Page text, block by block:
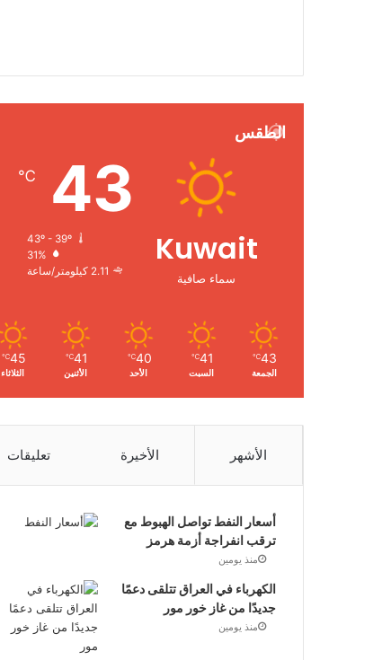
الطقس
Kuwait
سماء صافية
43
℃
43º - 39º
31%
2.11 كيلومتر/ساعة
43
℃
الجمعة
41
℃
السبت
40
℃
الأحد
41
℃
الأثنين
45
℃
الثلاثاء
الأشهر الأخيرة تعليقات
أسعار النفط تواصل الهبوط مع
ترقب انفراجة أزمة هرمز
منذ يومين
الكهرباء في العراق تتلقى دعمًا
جديدًا من غاز خور مور
منذ يومين